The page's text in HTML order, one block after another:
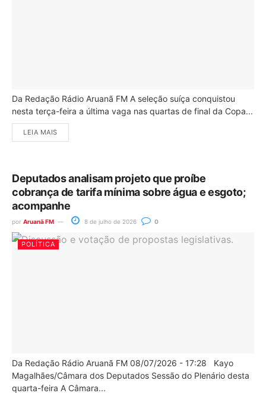
Da Redação Rádio Aruanã FM A seleção suíça conquistou
nesta terça-feira a última vaga nas quartas de final da Copa...
LEIA MAIS
Deputados analisam projeto que proíbe
cobrança de tarifa mínima sobre água e esgoto;
acompanhe
por Aruanã FM 8 de julho de 2026 0
POLÍTICA
Da Redação Rádio Aruanã FM 08/07/2026 - 17:28 Kayo
Magalhães/Câmara dos Deputados Sessão do Plenário desta
quarta-feira A Câmara...